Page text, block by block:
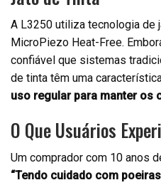
A L3250 utiliza tecnologia de
MicroPiezo Heat-Free.
confiável que sistemas
de tinta têm uma
uso regular para manter os
O Que Usuários
Um comprador com 10 anos
“Tendo cuidado com